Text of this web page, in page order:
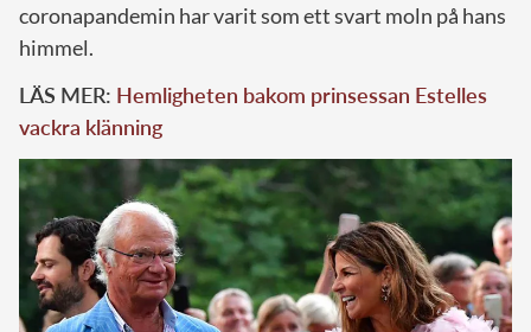
coronapandemin har varit som ett svart moln på hans
himmel.
LÄS MER: Hemligheten bakom prinsessan Estelles
vackra klänning